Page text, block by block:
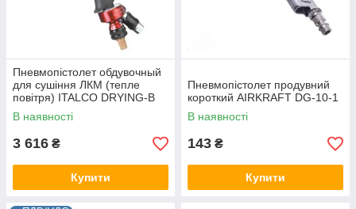
Пневмопістолет обдувочный
для сушіння ЛКМ (тепле
повітря) ITALCO DRYING-B
В наявності
3 616 ₴
Купити
Пневмопістолет продувний
короткий AIRKRAFT DG-10-1
В наявності
143 ₴
Купити